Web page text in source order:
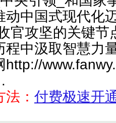
动中国式现代化
官攻坚的关键
程中汲取智慧
http://
： 付费极速开